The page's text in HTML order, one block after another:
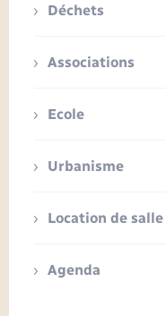
Déchets
Associations
Ecole
Urbanisme
Location de salle
Agenda